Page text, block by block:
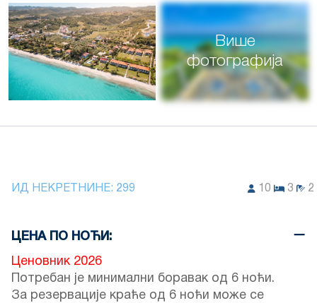
Више
фотографија
ИД НЕКРЕТНИНЕ: 299 10 3 2
ЦЕНА ПО НОЋИ:
Ценовник 2026
Потребан је минимални боравак од 6 ноћи.
За резервације краће од 6 ноћи може се